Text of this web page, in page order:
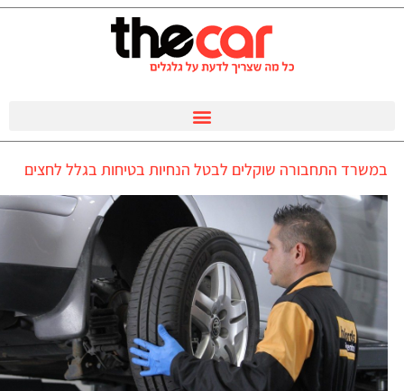
במשרד התחבורה שוקלים לבטל הנחיות בטיחות בגלל לחצים